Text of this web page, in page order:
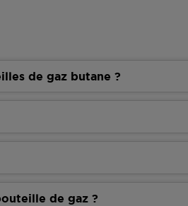
de gaz butane ?
de gaz ?